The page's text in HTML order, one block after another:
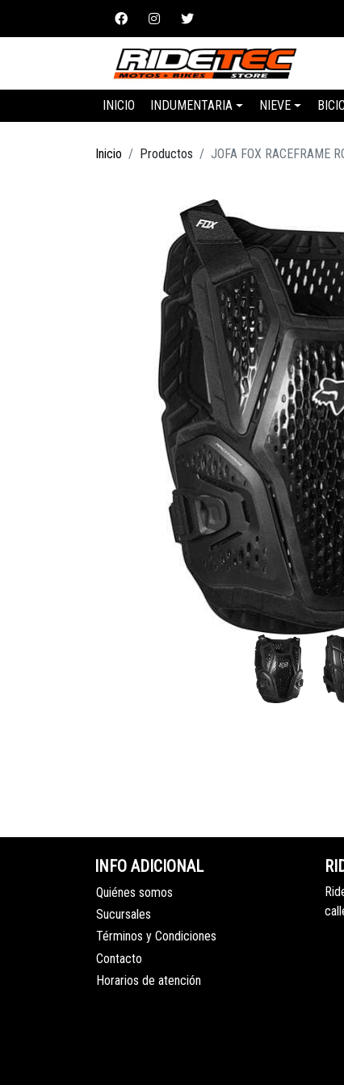
INICIO INDUMENTARIA NIEVE
Inicio Productos JOFA FOX RACEFRAME
INFO ADICIONAL
Quiénes somos
Sucursales
Términos y Condiciones
Contacto
Horarios de atención